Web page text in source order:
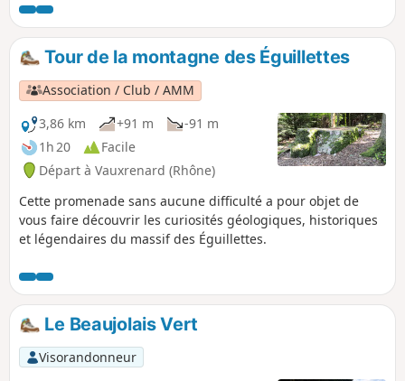
avant) la visite du château, les romantiques pourront aller
se recueillir et méditer devant cet être inanimé qui a donc
une âme !
Tour de la montagne des Éguillettes
Association / Club / AMM
3,86 km
+91 m
-91 m
1h 20
Facile
Départ à Vauxrenard (Rhône)
Cette promenade sans aucune difficulté a pour objet de
vous faire découvrir les curiosités géologiques, historiques
et légendaires du massif des Éguillettes.
Le Beaujolais Vert
Visorandonneur